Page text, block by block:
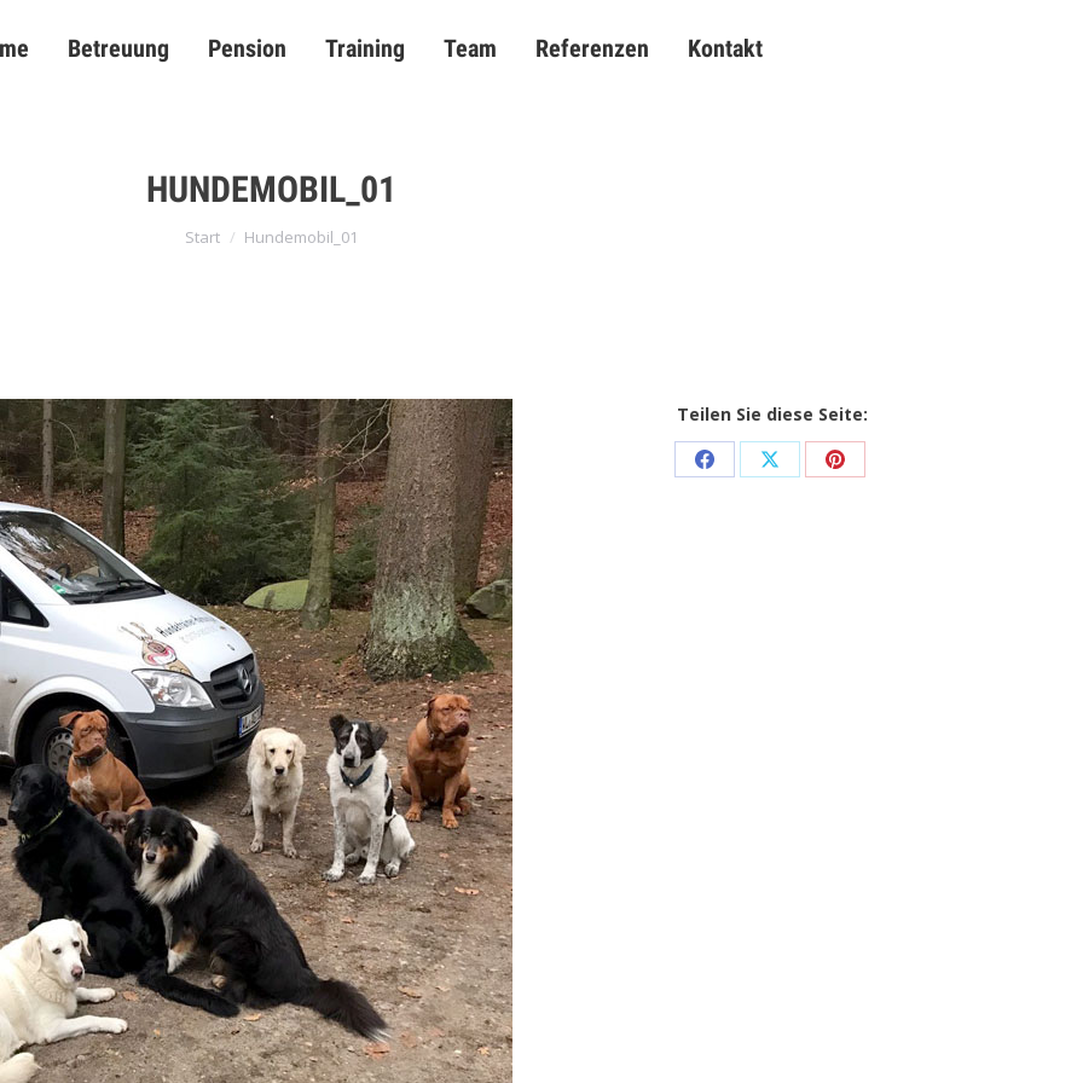
Betreuung Pension Training Team Referenzen Kontakt
HUNDEMOBIL_01
Sie befinden sich hier:
Start Hundemobil_01
Teilen Sie diese Seite:
Share Share Share
Betreuung Pension Training Team Referenzen Kontakt